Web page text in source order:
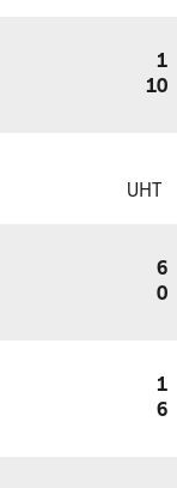
1
10
UHT
6
0
1
6